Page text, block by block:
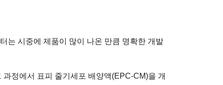
는 시중에 제품이 많이 나온 만큼 명확한 개발
정에서 표피 줄기세포 배양액(EPC-CM)을 개